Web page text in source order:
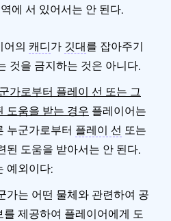
에 서 있어서는 안 된다.
어의 캐디가 깃대를 잡아주기
것을 금지하는 것은 아니다.
가로부터 플레이 선 또는 그
도움을 받는 경우 플레이어는
누군가로부터 플레이 선 또는
된 도움을 받아서는 안 된다.
예외이다:
가는 어떤 물체와 관련하여 공
제공하여 플레이어에게 도